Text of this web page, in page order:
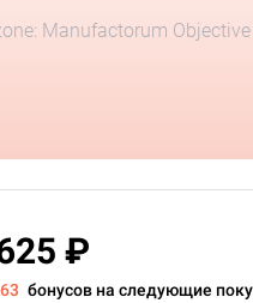
Manufactorum Objective
₽
бонусов на следующие